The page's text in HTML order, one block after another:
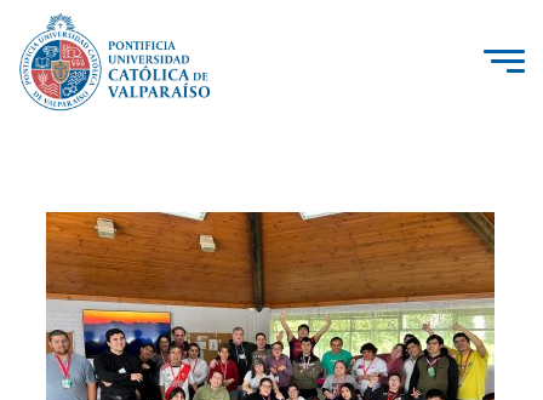
PUCV Internacional
Vinculación con el Medio
Admisión